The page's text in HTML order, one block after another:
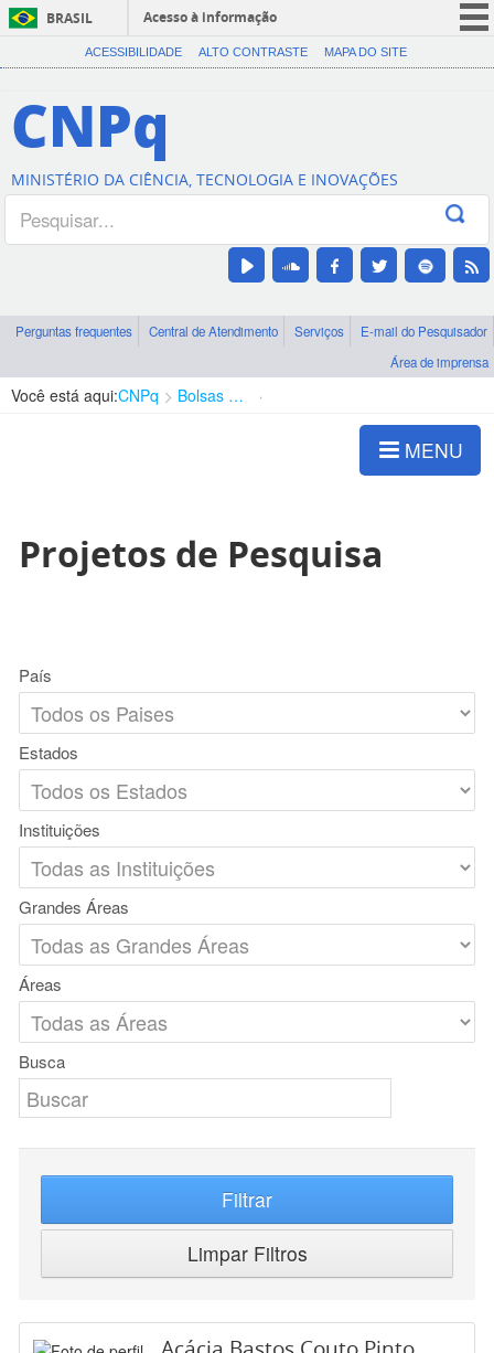
BRASIL
Acesso à informação
CORONAVÍRUS (COVID-19)
Canais
ACESSIBILIDADE ALTO CONTRASTE MAPA DO SITE
CNPq
MINISTÉRIO DA CIÊNCIA, TECNOLOGIA E INOVAÇÕES
Perguntas frequentes Central de Atendimento Serviços
E-mail do Pesquisador
Área de imprensa
Você está aqui:CNPq Bolsas e Auxílios Vigentes
MENU
Projetos de Pesquisa
País
Estados
Instituições
Grandes Áreas
Áreas
Busca
Filtrar
Limpar Filtros